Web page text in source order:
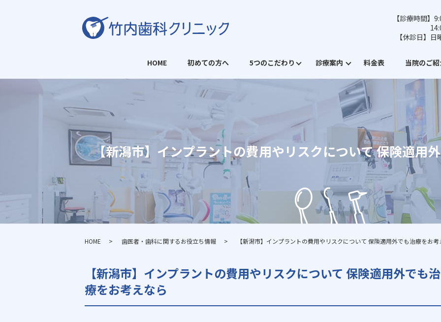
【診療時間】
【休診日】日
HOME 初めての方へ 5つのこだわり 診療案内 料金表 当院のご
【新潟市】インプラントの費用やリスクについて 保険適用
HOME 歯医者・歯科に関するお役立ち情報 【新潟市】インプラントの費用やリスクについて 保険適用外でも治療をお考
【新潟市】インプラントの費用やリスクについて 保険適用外でも治
療をお考えなら